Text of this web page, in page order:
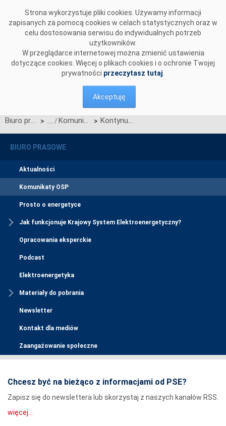
Strona wykorzystuje pliki cookies. Używamy informacji
zapisanych za pomocą cookies w celach statystycznych oraz w
celu dostosowania serwisu do indywidualnych potrzeb
użytkowników.
W przeglądarce internetowej można zmienić ustawienia
dotyczące cookies. Więcej o plikach cookies i o ochronie Twojej
prywatności przeczytasz tutaj
Akceptuję
Biuro prasowe > Komunikaty OSP > Kontynuacja dialogu z rynkiem wykonawczym
BIURO PRASOWE
Aktualności
Komunikaty OSP
Prosto o energetyce
Jak funkcjonuje Krajowy System Elektroenergetyczny?
Opracowania eksperckie
Podcast
Elektroenergetyka
Materiały do pobrania
Newsletter
Kontakt dla mediów
Zaangażowanie społeczne
Chcesz być na bieżąco z informacjami od PSE?
Zapisz się do newslettera lub skorzystaj z naszych kanałów RSS.
więcej...